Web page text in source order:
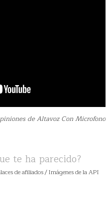
de Altavoz Con Microfono
te ha parecido?
de afiliados / Imágenes de la API